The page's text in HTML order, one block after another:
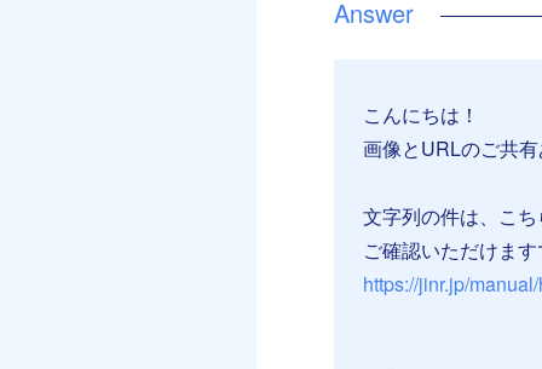
こんにちは！
画像とURLのご共
文字列の件は、こ
ご確認いただけま
https://jinr.jp/